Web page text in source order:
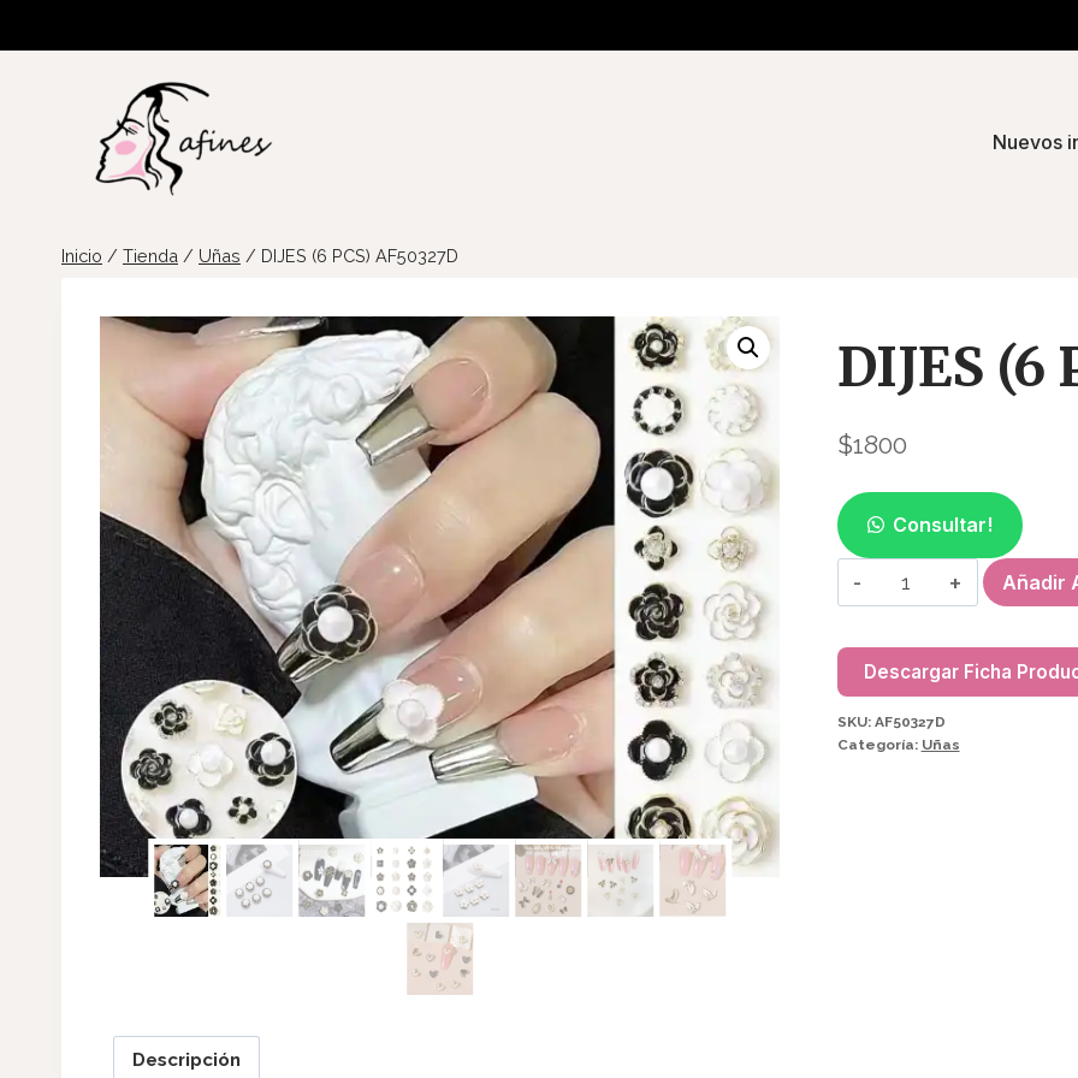
Nuevos
Inicio / Tienda / Uñas / DIJES (6 PCS) AF50327D
DIJES (6
$1800
Consultar!
DIJES
(6
AF50327D
cantidad
Añadir
Descargar Ficha
SKU: AF50327D
Categoría: Uñas
Descripción